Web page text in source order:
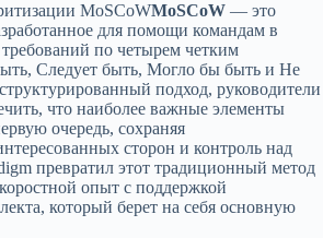
MoSCoWMoSCoW — это
для помощи командам в
по четырем четким
Следует быть, Могло бы быть и Не
подход, руководители
что наиболее важные элементы
очередь, сохраняя
сторон и контроль над
превратил этот традиционный метод
опыт с поддержкой
который берет на себя основную